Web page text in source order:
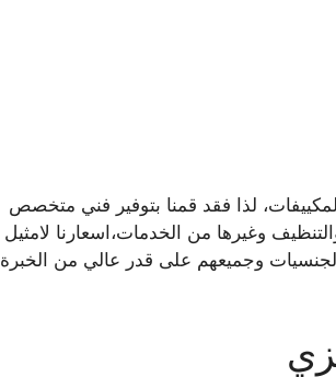
لذا فقد قمنا بتوفير فني متخصص
وغيرها من الخدمات،اسعارنا لامثيل
الجنسيات وجميعهم على قدر عالي من الخبرة